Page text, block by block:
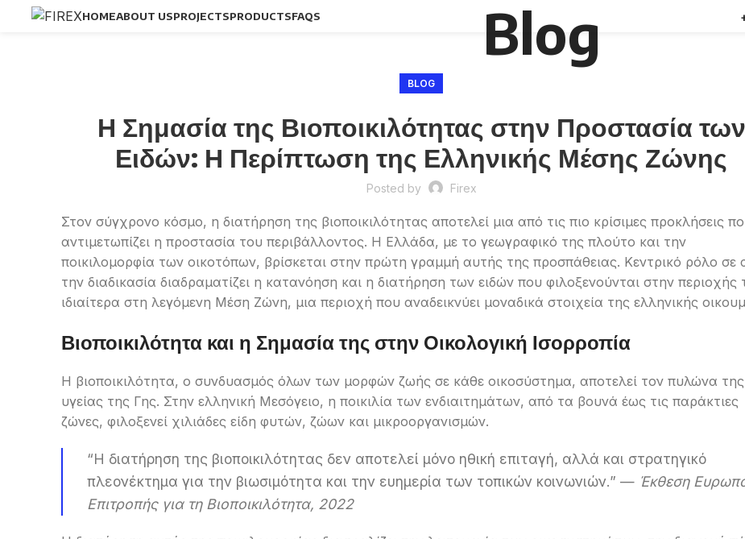
HOMEABOUT USPROJECTSPRODUCTSFAQS Blog
BLOG
Η Σημασία της Βιοποικιλότητας στην Προστασία των
Ειδών: Η Περίπτωση της Ελληνικής Μέσης Ζώνης
Posted by Firex
Στον σύγχρονο κόσμο, η διατήρηση της βιοποικιλότητας αποτελεί μια από τις πιο κρίσιμες προκλήσεις
αντιμετωπίζει η προστασία του περιβάλλοντος. Η Ελλάδα, με το γεωγραφικό της πλούτο και την
ποικιλομορφία των οικοτόπων, βρίσκεται στην πρώτη γραμμή αυτής της προσπάθειας. Κεντρικό ρόλο σε
την διαδικασία διαδραματίζει η κατανόηση και η διατήρηση των ειδών που φιλοξενούνται στην περιοχής
ιδιαίτερα στη λεγόμενη Μέση Ζώνη, μια περιοχή που αναδεικνύει μοναδικά στοιχεία της ελληνικής
Βιοποικιλότητα και η Σημασία της στην Οικολογική Ισορροπία
Η βιοποικιλότητα, ο συνδυασμός όλων των μορφών ζωής σε κάθε οικοσύστημα, αποτελεί τον πυλώνα της
υγείας της Γης. Στην ελληνική Μεσόγειο, η ποικιλία των ενδιαιτημάτων, από τα βουνά έως τις παράκτιες
ζώνες, φιλοξενεί χιλιάδες είδη φυτών, ζώων και μικροοργανισμών.
“Η διατήρηση της βιοποικιλότητας δεν αποτελεί μόνο ηθική επιταγή, αλλά και στρατηγικό
πλεονέκτημα για την βιωσιμότητα και την ευημερία των τοπικών κοινωνιών.” — Έκθεση
Επιτροπής για τη Βιοποικιλότητα, 2022